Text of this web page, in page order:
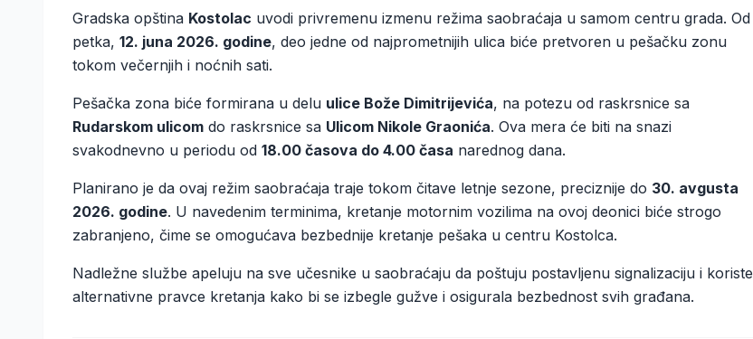
Gradska opština Kostolac uvodi privremenu izmenu režima saobraćaja u samom centru grada. Od
petka, 12. juna 2026. godine, deo jedne od najprometnijih ulica biće pretvoren u pešačku zonu
tokom večernjih i noćnih sati.
Pešačka zona biće formirana u delu ulice Bože Dimitrijevića, na potezu od raskrsnice sa
Rudarskom ulicom do raskrsnice sa Ulicom Nikole Graonića. Ova mera će biti na snazi
svakodnevno u periodu od 18.00 časova do 4.00 časa narednog dana.
Planirano je da ovaj režim saobraćaja traje tokom čitave letnje sezone, preciznije do 30. avgusta
2026. godine. U navedenim terminima, kretanje motornim vozilima na ovoj deonici biće strogo
zabranjeno, čime se omogućava bezbednije kretanje pešaka u centru Kostolca.
Nadležne službe apeluju na sve učesnike u saobraćaju da poštuju postavljenu signalizaciju i koriste
alternativne pravce kretanja kako bi se izbegle gužve i osigurala bezbednost svih građana.